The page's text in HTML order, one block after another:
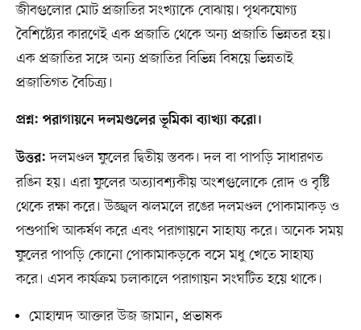
জীবগুলোর মোট প্রজাতির সংখ্যাকে বোঝায়। পৃথকযোগ্য
বৈশিষ্ট্যের কারণেই এক প্রজাতি থেকে অন্য প্রজাতি ভিন্নতর হয়।
এক প্রজাতির সঙ্গে অন্য প্রজাতির বিভিন্ন বিষয়ে ভিন্নতাই
প্রজাতিগত বৈচিত্র্য।
প্রশ্ন: পরাগায়নে দলমণ্ডলের ভূমিকা ব্যাখ্যা করো।
উত্তর:দলমণ্ডল ফুলের দ্বিতীয় স্তবক। দল বা পাপড়ি সাধারণত
রঙিন হয়। এরা ফুলের অত্যাবশ্যকীয় অংশগুলোকে রোদ ও বৃষ্টি
থেকে রক্ষা করে। উজ্জ্বল ঝলমলে রঙের দলমণ্ডল পোকামাকড় ও
পশুপাখি আকর্ষণ করে এবং পরাগায়নে সাহায্য করে। অনেক সময়
ফুলের পাপড়ি কোনো পোকামাকড়কে বসে মধু খেতে সাহায্য
করে। এসব কার্যক্রম চলাকালে পরাগায়ন সংঘটিত হয়ে থাকে।
মোহাম্মদ আক্তার উজ জামান, প্রভাষক